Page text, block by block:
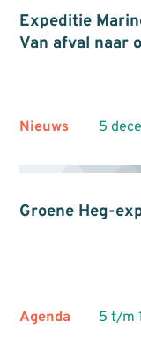
Expeditie
Van afval naar
Nieuws 5
Groene Heg-
Agenda 5 t/m